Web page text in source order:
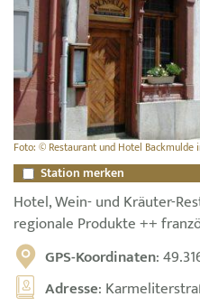
Foto: © Restaurant und Hotel
Station merken
Hotel, Wein- und Kräuter-
regionale Produkte ++
GPS-Koordinaten:
Adresse: